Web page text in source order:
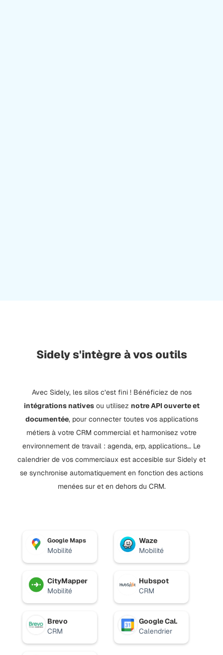
Sidely s'intègre à vos outils
Avec Sidely, les silos c’est fini ! Bénéficiez de nos
intégrations nativesou utilisez notre API ouverte et
documentée, pour connecter toutes vos applications
métiers à votre CRM commercial et harmonisez votre
environnement de travail : agenda, erp, applications… Le
calendrier de vos commerciaux est accesible sur Sidely et
se synchronise automatiquement en fonction des actions
menées sur et en dehors du CRM.
Google Maps
Mobilité
Waze
Mobilité
CityMapper
Mobilité
Hubspot
CRM
Brevo
CRM
Google Cal.
Calendrier